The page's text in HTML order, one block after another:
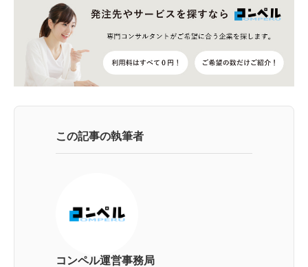
この記事の執筆者
コンペル運営事務局